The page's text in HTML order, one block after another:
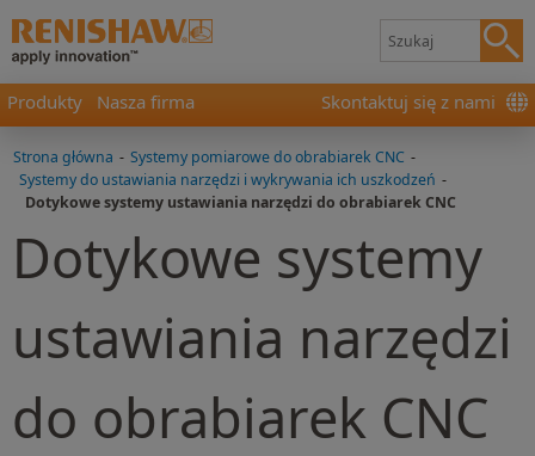
Produkty Nasza firma Skontaktuj się z nami
Strona główna - Systemy pomiarowe do obrabiarek CNC -
Systemy do ustawiania narzędzi i wykrywania ich uszkodzeń -
Dotykowe systemy ustawiania narzędzi do obrabiarek CNC
Dotykowe systemy
ustawiania narzędzi
do obrabiarek CNC